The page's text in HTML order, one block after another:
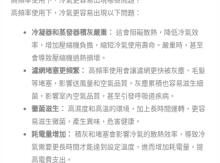
高頻率使用下，冷氣更容易出現以下問題：
冷凝器和蒸發器積灰嚴重： 這會阻礙散熱，降低冷氣效
率，增加壓縮機負擔，縮短冷氣使用壽命。嚴重時，甚至
會導致壓縮機過熱損壞。
濾網堵塞更頻繁： 高頻率使用會讓濾網更快被灰塵、毛髮
等堵塞，影響送風量和空氣品質。灰塵累積也容易滋生細
菌，影響室內空氣品質，甚至引發呼吸道疾病。
黴菌滋生： 高濕度和高溫的環境，加上長時間運轉，更容
易滋生黴菌，產生異味，危害健康。
耗電量增加： 積灰和堵塞會影響冷氣的散熱效率，導致冷
氣需要更長時間才能達到設定溫度，進而增加耗電量，提
高電費支出。